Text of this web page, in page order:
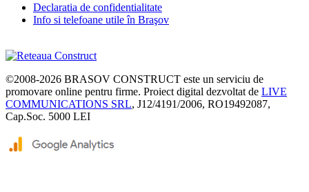
Declaratia de confidentialitate
Info si telefoane utile în Braşov
©2008-2026 BRASOV CONSTRUCT este un serviciu de
promovare online pentru firme. Proiect digital dezvoltat de LIVE
COMMUNICATIONS SRL, J12/4191/2006, RO19492087,
Cap.Soc. 5000 LEI